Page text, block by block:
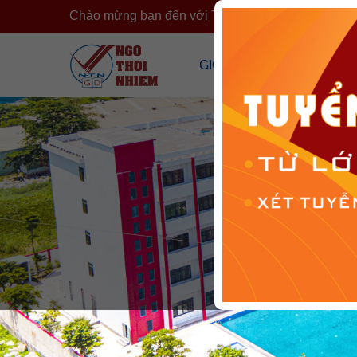
Chào mừng bạn đến với Trường Ngô Thời Nhiệm
GIỚI THIỆU
Tổng Quan Về Trường
Cơ Sở Vật Chất
Đội Ngũ Nhân Sự
Tổ Chức Đoàn Thể
CÔNG KHAI
Công Khai
Công Khai
Cải Cách